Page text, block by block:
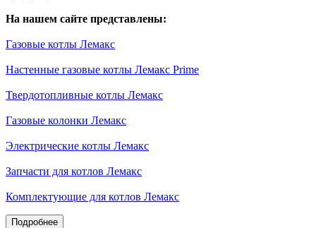
На нашем сайте представлены:
Газовые котлы Лемакс
Настенные газовые котлы Лемакс Prime
Твердотопливные котлы Лемакс
Газовые колонки Лемакс
Электрические котлы Лемакс
Запчасти для котлов Лемакс
Комплектующие для котлов Лемакс
Подробнее